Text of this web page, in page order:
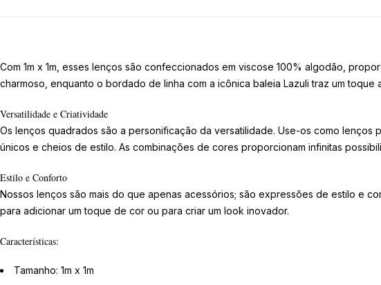
Com 1m x 1m, esses lenços são confeccionados em viscose 100% algodão,
charmoso, enquanto o bordado de linha com a icônica baleia Lazuli traz um toque
Versatilidade e Criatividade
Os lenços quadrados são a personificação da versatilidade. Use-os como
únicos e cheios de estilo. As combinações de cores proporcionam infinitas
Estilo e Conforto
Nossos lenços são mais do que apenas acessórios; são expressões de estilo e
para adicionar um toque de cor ou para criar um look inovador.
Características:
Tamanho: 1m x 1m